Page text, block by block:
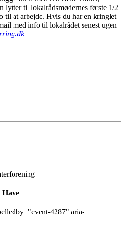
lytter til lokalrådsmødernes første 1/2
til at arbejde. Hvis du har en kringlet
med info til lokalrådet senest ugen
Have
4287" aria-